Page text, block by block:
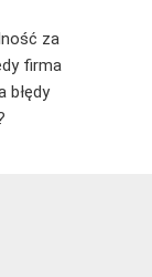
za
firma
błędy